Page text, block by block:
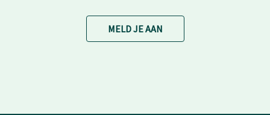
MELD JE AAN